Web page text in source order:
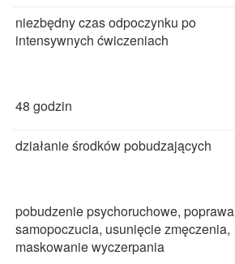
niezbędny czas odpoczynku po
intensywnych ćwiczeniach
48 godzin
działanie środków pobudzających
pobudzenie psychoruchowe, poprawa
samopoczucia, usunięcie zmęczenia,
maskowanie wyczerpania